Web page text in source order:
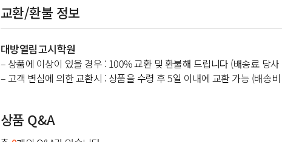
교환/환불 정보
대방열림고시학원
– 상품에 이상이 있을 경우 : 100% 교환 및 환불해 드립니다 (배송료 당사
– 고객 변심에 의한 교환시 : 상품을 수령 후 5일 이내에 교환 가능 (배송
상품 Q&A